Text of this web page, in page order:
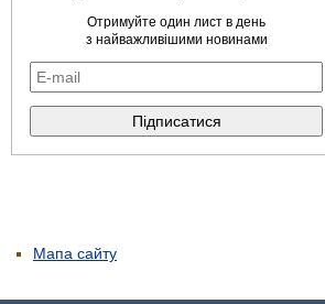
Отримуйте один лист в день
з найважливішими новинами
Мапа сайту